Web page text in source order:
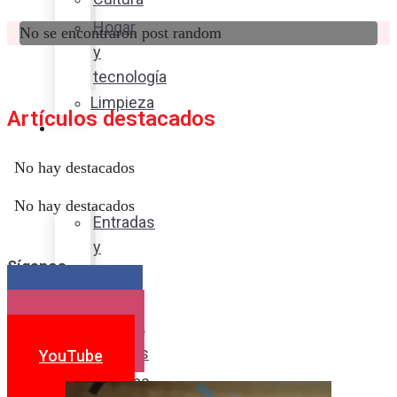
Hogar
y
tecnología
Limpieza
Cocina
sabor
Entradas
y
Postres
Bebidas
No se encontraron post random
Artículos destacados
No hay destacados
No hay destacados
Síganos
YouTube